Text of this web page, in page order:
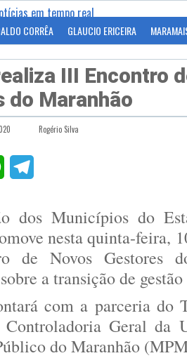
CORRÊA GLAUCIO ERICEIRA
III Encontro
do Maranhão
Rogério Silva
WhatsApp
dos Municípios do
nesta quinta-feira,
de Novos Gestores
a transição de
com a parceria do
Geral da
do Maranhão